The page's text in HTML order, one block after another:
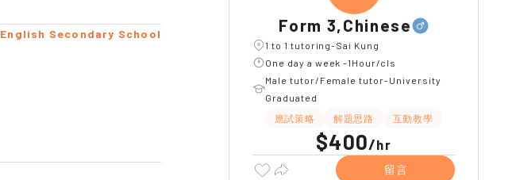
English Secondary School Form 3,Chinese
1 to 1 tutoring-Sai Kung
One day a week -1Hour/cls
Male tutor/Female tutor-University
Graduated
應試策略
解題思路 互動教學
$400/hr
留言